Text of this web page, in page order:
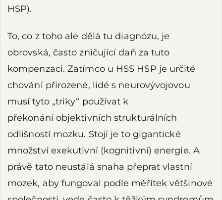
HSP).
To, co z toho ale dělá tu diagnózu, je
obrovská, často zničující daň za tuto
kompenzaci. Zatímco u HSS HSP je určité
chování přirozené, lidé s neurovývojovou
musí tyto „triky“ používat k
překonání objektivních strukturálních
odlišností mozku. Stojí je to gigantické
množství exekutivní (kognitivní) energie. A
právě tato neustálá snaha přeprat vlastní
mozek, aby fungoval podle měřítek většinové